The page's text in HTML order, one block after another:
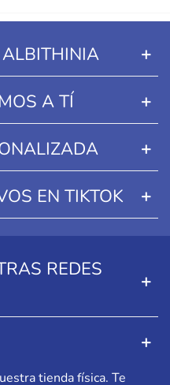
A TÍ
EN TIKTOK
REDES
tienda física. Te